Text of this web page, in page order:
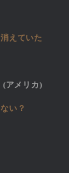
えていた
(アメリカ)
い？